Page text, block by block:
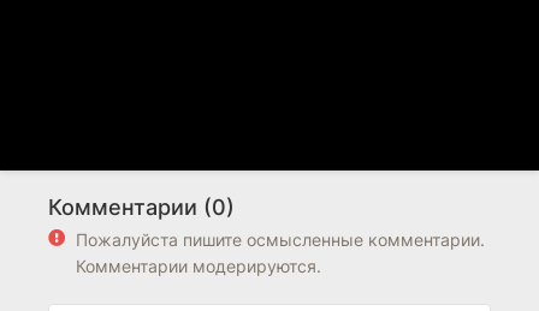
Комментарии (0)
Пожалуйста пишите осмысленные комментарии.
Комментарии модерируются.